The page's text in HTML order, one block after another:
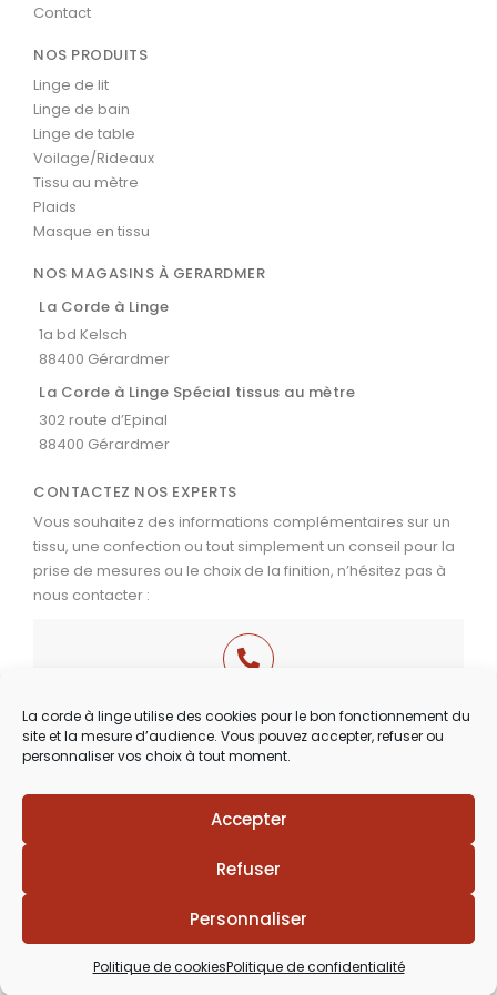
La corde à linge utilise des cookies pour le bon fonctionnement du
site et la mesure d’audience. Vous pouvez accepter, refuser ou
personnaliser vos choix à tout moment.
Accepter
Refuser
Personnaliser
Politique de cookiesPolitique de confidentialité
Contact
NOS PRODUITS
Linge de lit
Linge de bain
Linge de table
Voilage/Rideaux
Tissu au mètre
Plaids
Masque en tissu
NOS MAGASINS À GERARDMER
La Corde à Linge
1a bd Kelsch
88400 Gérardmer
La Corde à Linge Spécial tissus au mètre
302 route d’Epinal
88400 Gérardmer
CONTACTEZ NOS EXPERTS
Vous souhaitez des informations complémentaires sur un
tissu, une confection ou tout simplement un conseil pour la
prise de mesures ou le choix de la finition, n’hésitez pas à
nous contacter :
03 29 60 49 17
Du Mardi au Samedi
de 9h30 à 12h00 & de 14h00 à 18h30
Lézards